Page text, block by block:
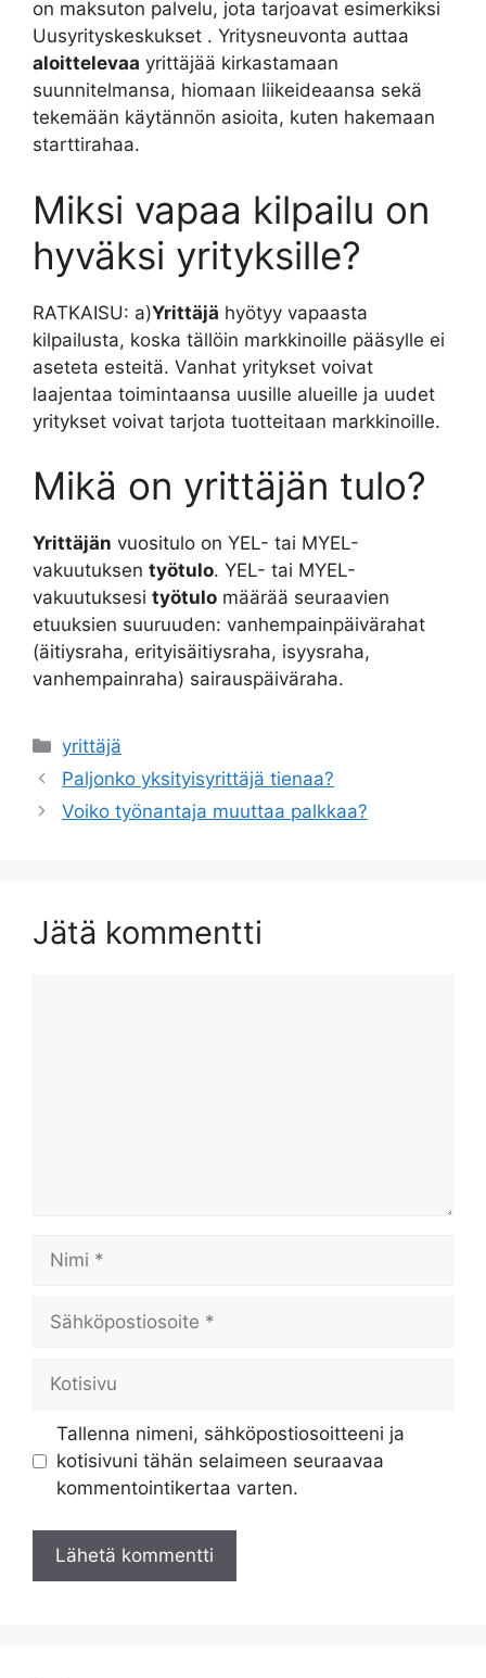
on maksuton palvelu, jota tarjoavat esimerkiksi
Uusyrityskeskukset‍ . Yritysneuvonta auttaa
aloittelevaa yrittäjää kirkastamaan
suunnitelmansa, hiomaan liikeideaansa sekä
tekemään käytännön asioita, kuten hakemaan
starttirahaa.
Miksi vapaa kilpailu on
hyväksi yrityksille?
RATKAISU: a)Yrittäjä hyötyy vapaasta
kilpailusta, koska tällöin markkinoille pääsylle ei
aseteta esteitä. Vanhat yritykset voivat
laajentaa toimintaansa uusille alueille ja uudet
yritykset voivat tarjota tuotteitaan markkinoille.
Mikä on yrittäjän tulo?
Yrittäjän vuositulo on YEL- tai MYEL-
vakuutuksen työtulo. YEL- tai MYEL-
vakuutuksesi työtulo määrää seuraavien
etuuksien suuruuden: vanhempainpäivärahat
(äitiysraha, erityisäitiysraha, isyysraha,
vanhempainraha) sairauspäiväraha.
Kategoriat
yrittäjä
Artikkelien
selaus
Paljonko yksityisyrittäjä tienaa?
Voiko työnantaja muuttaa palkkaa?
Jätä kommentti
Nimi
Sähköpostiosoite
Kotisivu
Tallenna nimeni, sähköpostiosoitteeni ja
kotisivuni tähän selaimeen seuraavaa
kommentointikertaa varten.